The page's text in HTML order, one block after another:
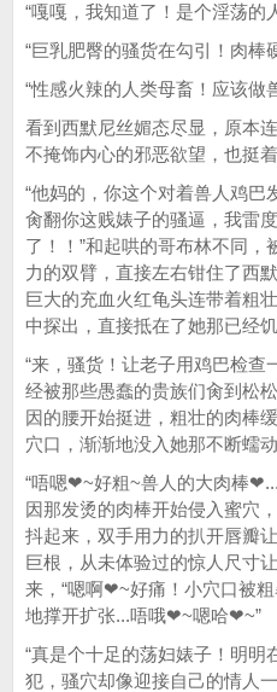
“嘎嘎，我知道了！是个淫荡的
“巨乳肥臀的骚货在勾引！肉棒
“性感火辣的人类母畜！应该做
看到西默尼丝媚态尽显，原本
不掩饰内心的邪恶欲望，也挺
“他妈的，你这个对着兽人鸡巴
肏翻你这贱婊子的骚逼，我雷
了！！”和起哄的哥布林不同
力的双臂，直接左右钳住了西
巨大的充血火红龟头连带着粗
中探出，直接抵在了她那已经
“来，骚货！让老子用鸡巴检查
经被那些愚蠢的贵族们肏到松
因的腰开始挺进，粗壮的肉棒
穴口，渐渐地没入她那不断蠕
“唔嗯❤~好粗~兽人的大肉棒
因那发烫的肉棒开始侵入蜜穴
抖起来，双手用力的扒开唇瓣
巨根，从未体验过的惊人尺寸
来，“嗯啊❤~好痛！小穴口被
地撑开扩张...唔哦❤~嗯哈❤~”
“真是个十足的荡妇婊子！明明
犯，骚穴却像迎接自己的情人